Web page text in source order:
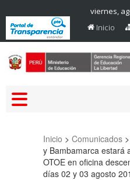
viernes,
Inicio
Inicio >Comunicados >
y Bambamarca estará
OTOE en oficina
días 02 y 03 agosto